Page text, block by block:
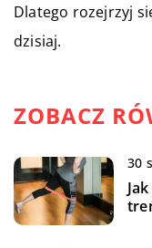
Dlatego rozejrzyj
dzisiaj.
ZOBACZ
30